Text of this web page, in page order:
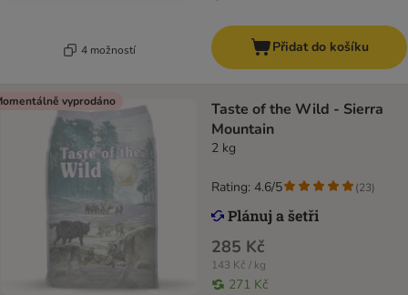
4 možností Přidat do košíku
vyprodáno
Taste of the Wild - Sierra
Mountain
2 kg
285 Kč
143 Kč / kg
271 Kč
Rating: 4.6/5 (23)